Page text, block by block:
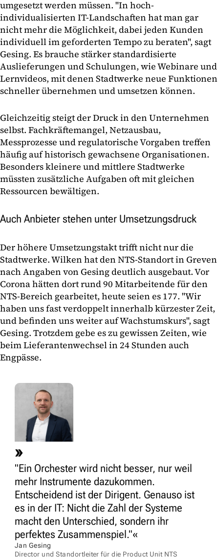
umgesetzt werden müssen. "In hoch-
individualisierten IT-Landschaften hat man gar
nicht mehr die Möglichkeit, dabei jeden Kunden
individuell im geforderten Tempo zu beraten", sagt
Gesing. Es brauche stärker standardisierte
Auslieferungen und Schulungen, wie Webinare und
Lernvideos, mit denen Stadtwerke neue Funktionen
schneller übernehmen und umsetzen können.
Gleichzeitig steigt der Druck in den Unternehmen
selbst. Fachkräftemangel, Netzausbau,
Messprozesse und regulatorische Vorgaben treffen
häufig auf historisch gewachsene Organisationen.
Besonders kleinere und mittlere Stadtwerke
müssten zusätzliche Aufgaben oft mit gleichen
Ressourcen bewältigen.
Auch Anbieter stehen unter Umsetzungsdruck
Der höhere Umsetzungstakt trifft nicht nur die
Stadtwerke. Wilken hat den NTS-Standort in Greven
nach Angaben von Gesing deutlich ausgebaut. Vor
Corona hätten dort rund 90 Mitarbeitende für den
NTS-Bereich gearbeitet, heute seien es 177. "Wir
haben uns fast verdoppelt innerhalb kürzester Zeit,
und befinden uns weiter auf Wachstumskurs", sagt
Gesing. Trotzdem gebe es zu gewissen Zeiten, wie
beim Lieferantenwechsel in 24 Stunden auch
Engpässe.
"Ein Orchester wird nicht besser, nur weil
mehr Instrumente dazukommen.
Entscheidend ist der Dirigent. Genauso ist
es in der IT: Nicht die Zahl der Systeme
macht den Unterschied, sondern ihr
perfektes Zusammenspiel."
Jan Gesing
Director und Standortleiter für die Product Unit NTS